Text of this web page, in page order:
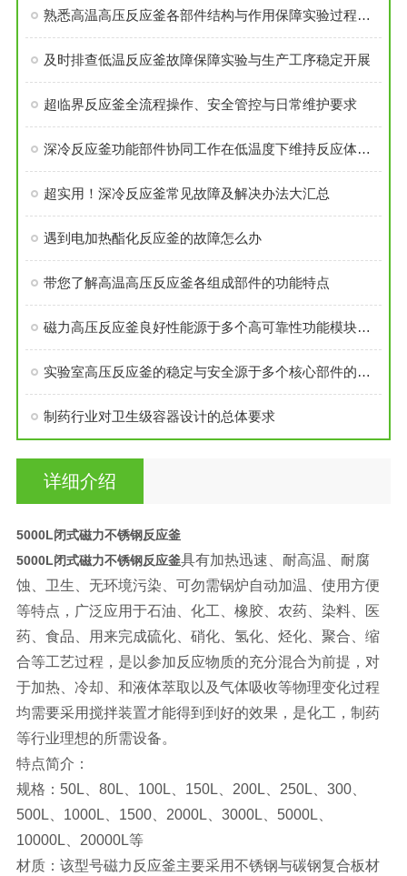
熟悉高温高压反应釜各部件结构与作用保障实验过程安全稳定
及时排查低温反应釜故障保障实验与生产工序稳定开展
超临界反应釜全流程操作、安全管控与日常维护要求
深冷反应釜功能部件协同工作在低温度下维持反应体系的稳定性
超实用！深冷反应釜常见故障及解决办法大汇总
遇到电加热酯化反应釜的故障怎么办
带您了解高温高压反应釜各组成部件的功能特点
磁力高压反应釜良好性能源于多个高可靠性功能模块的精密集成
实验室高压反应釜的稳定与安全源于多个核心部件的科学设计
制药行业对卫生级容器设计的总体要求
详细介绍
5000L闭式磁力不锈钢反应釜
5000L闭式磁力不锈钢反应釜具有加热迅速、耐高温、耐腐
蚀、卫生、无环境污染、可勿需锅炉自动加温、使用方便
等特点，广泛应用于石油、化工、橡胶、农药、染料、医
药、食品、用来完成硫化、硝化、氢化、烃化、聚合、缩
合等工艺过程，是以参加反应物质的充分混合为前提，对
于加热、冷却、和液体萃取以及气体吸收等物理变化过程
均需要采用搅拌装置才能得到到好的效果，是化工，制药
等行业理想的所需设备。
特点简介：
规格：50L、80L、100L、150L、200L、250L、300、
500L、1000L、1500、2000L、3000L、5000L、
10000L、20000L等
材质：该型号磁力反应釜主要采用不锈钢与碳钢复合板材